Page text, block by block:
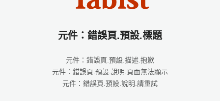
元件：錯誤頁.預設.標題
元件：錯誤頁.預設.描述.抱歉
元件：錯誤頁.預設.說明.頁面無法顯示
元件：錯誤頁.預設.說明.請重試